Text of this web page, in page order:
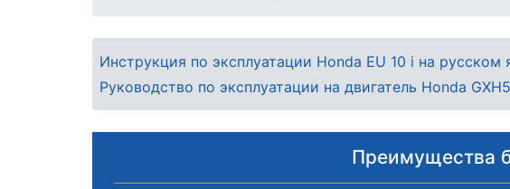
Инструкция по эксплуатации Honda EU 10 i на русском
Руководство по эксплуатации на двигатель Honda
Преимущества